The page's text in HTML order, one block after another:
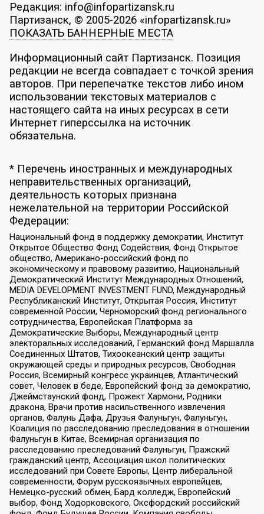
Редакция: info@infopartizansk.ru
Партизанск, © 2005-2026 «infopartizansk.ru»
ПОКАЗАТЬ БАННЕРНЫЕ МЕСТА
Информационный сайт Партизанск. Позиция
редакции не всегда совпадает с точкой зрения
авторов. При перепечатке текстов либо ином
использовании текстовых материалов с
настоящего сайта на иных ресурсах в сети
Интернет гиперссылка на источник
обязательна.
* Перечень иностранных и международных
неправительственных организаций,
деятельность которых признана
нежелательной на территории Российской
Федерации:
Национальный фонд в поддержку демократии, Институт
Открытое Общество Фонд Содействия, Фонд Открытое
общество, Американо-российский фонд по
экономическому и правовому развитию, Национальный
Демократический Институт Международных Отношений,
MEDIA DEVELOPMENT INVESTMENT FUND, Международный
Республиканский Институт, Открытая Россия, Институт
современной России, Черноморский фонд регионального
сотрудничества, Европейская Платформа за
Демократические Выборы, Международный центр
электоральных исследований, Германский фонд Маршалла
Соединенных Штатов, Тихоокеанский центр защиты
окружающей среды и природных ресурсов, Свободная
Россия, Всемирный конгресс украинцев, Атлантический
совет, Человек в беде, Европейский фонд за демократию,
Джеймстаунский фонд, Прожект Хармони, Родники
дракона, Врачи против насильственного извлечения
органов, Фалунь Дафа, Друзья Фалуньгун, Фалуньгун,
Коалиция по расследованию преследования в отношении
Фалуньгун в Китае, Всемирная организация по
расследованию преследований Фалуньгун, Пражский
гражданский центр, Ассоциация школ политических
исследований при Совете Европы, Центр либеральной
современности, Форум русскоязычных европейцев,
Немецко-русский обмен, Бард колледж, Европейский
выбор, Фонд Ходорковского, Оксфордский российский